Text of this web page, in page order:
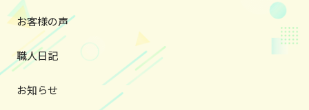
お客様の声
職人日記
お知らせ